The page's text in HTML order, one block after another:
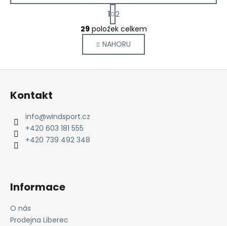
O
v
l
á
d
S
t
r
á
n
k
o
1 2
29položek celkem
NAHORU
Z
Kontakt
info@windsport.cz
+420 603 181 555
+420 739 492 348
Informace
O nás
Prodejna Liberec